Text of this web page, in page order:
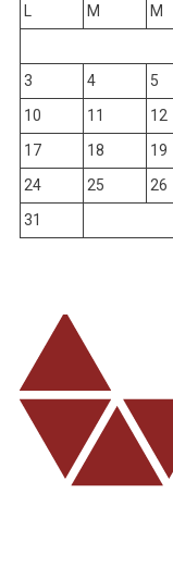
L
M M
3
4 5
10
11 12
17
18 19
24
25 26
31